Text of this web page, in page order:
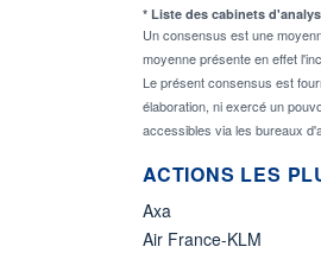
* Liste des cabinets
Un consensus est une
moyenne présente en effet
Le présent consensus est
élaboration, ni exercé un
accessibles via les bureaux
ACTIONS LES
Axa
Air France-KLM